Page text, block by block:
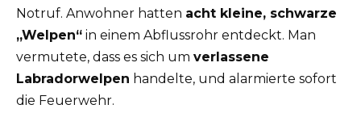
Notruf. Anwohner hatten acht kleine, schwarze
„Welpen“ in einem Abflussrohr entdeckt. Man
vermutete, dass es sich um verlassene
Labradorwelpen handelte, und alarmierte sofort
die Feuerwehr.